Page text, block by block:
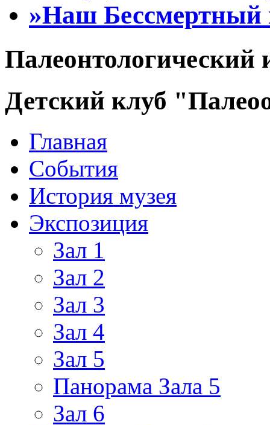
»Наш Бессмертный
Палеонтологический
Детский клуб
Главная
События
История музея
Экспозиция
Зал 1
Зал 2
Зал 3
Зал 4
Зал 5
Панорама Зала 5
Зал 6